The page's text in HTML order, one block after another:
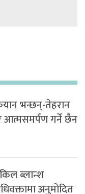
भन्छन्-तेहरान
आत्मसमर्पण गर्ने छैन
ब्लान्श
अनुमोदित